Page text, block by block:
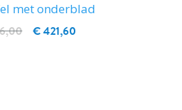
met onderblad
€ 421,60